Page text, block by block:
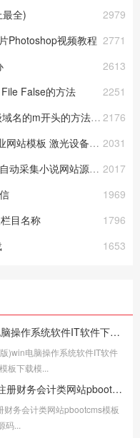
2979
全)
2771
Photoshop视频教程
2613
2251
False的方法
2176
头的方法（完整实战篇
2031
备网站pbootcms源码下载
2017
（带手机带app带采集规则）
1969
1796
目名称
1653
(带手机版)win电脑操作系统软件IT软件下载网站易优CMS模板下载
)win电脑操作系统软件IT软件
板下载模...
(PC+WAP)公司注册财务会计类网站pbootcms模板 蓝色律师公证网站源码下载
财务会计类网站pbootcms模板
...